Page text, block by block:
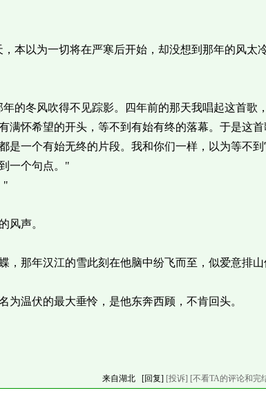
本以为一切将在严寒后开始，却没想到那年的风太
的冬风吹得不见踪影。四年前的那天我唱起这首歌
满怀希望的开头，等不到有始有终的落幕。于是这
是一个有始无终的片段。我和你们一样，以为等不
一个句点。"
"
风声。
，那年汉江的雪此刻在他脑中纷飞而至，似爱意排山
为温伏的最大垂怜，是他东奔西顾，不肯回头。
来自湖北 [回复] [投诉] [不看TA的评论和完